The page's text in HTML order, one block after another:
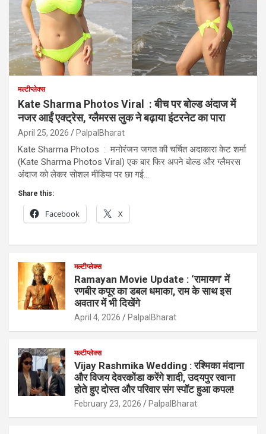
मल्टीप्लेक्स
Kate Sharma Photos Viral : बीच पर बोल्ड अंदाज में
नजर आईं एक्ट्रेस, ग्लैमरस लुक ने बढ़ाया इंटरनेट का पारा
April 25, 2026 PalpalBharat
Kate Sharma Photos : मनोरंजन जगत की चर्चित अदाकारा केट शर्मा
(Kate Sharma Photos Viral) एक बार फिर अपने बोल्ड और ग्लैमरस
अंदाज को लेकर सोशल मीडिया पर छा गई…
Share this:
Facebook X
मल्टीप्लेक्स
Ramayan Movie Update : ‘रामायण’ में
रणबीर कपूर का डबल धमाका, राम के साथ इस
अवतार में भी दिखेंगे
April 4, 2026 PalpalBharat
मल्टीप्लेक्स
Vijay Rashmika Wedding : रश्मिका मंदाना
और विजय देवरकोंडा करेंगे शादी, उदयपुर रवाना
होते हुए दोस्त और परिवार संग स्पॉट हुआ कपल!
February 23, 2026 PalpalBharat